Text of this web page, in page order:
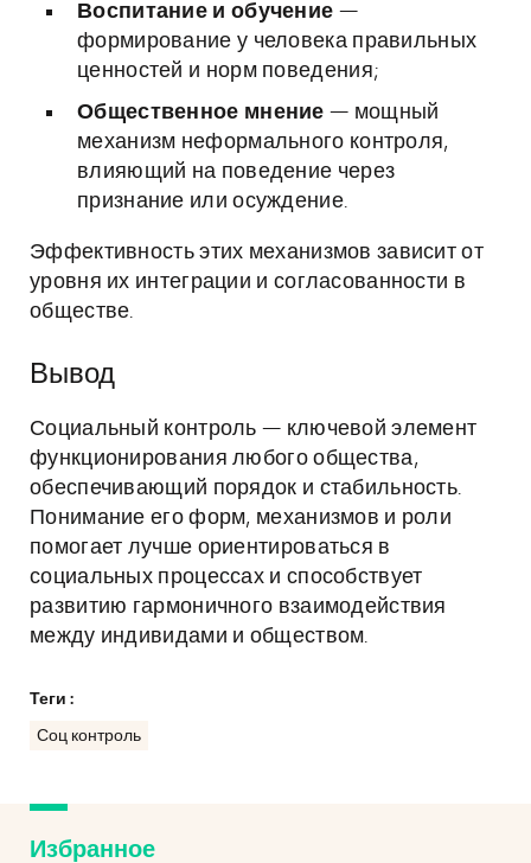
Воспитание и обучение —
формирование у человека правильных
ценностей и норм поведения;
Общественное мнение — мощный
механизм неформального контроля,
влияющий на поведение через
признание или осуждение.
Эффективность этих механизмов зависит от
уровня их интеграции и согласованности в
обществе.
Вывод
Социальный контроль — ключевой элемент
функционирования любого общества,
обеспечивающий порядок и стабильность.
Понимание его форм, механизмов и роли
помогает лучше ориентироваться в
социальных процессах и способствует
развитию гармоничного взаимодействия
между индивидами и обществом.
Теги :
Соц контроль
Избранное